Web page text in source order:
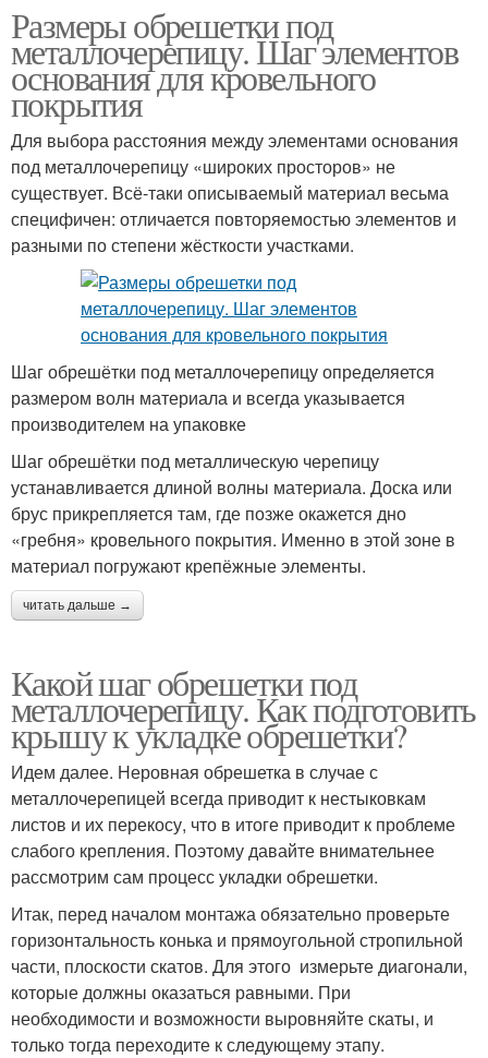
Размеры обрешетки под
металлочерепицу. Шаг элементов
основания для кровельного
покрытия
Для выбора расстояния между элементами основания
под металлочерепицу «широких просторов» не
существует. Всё-таки описываемый материал весьма
специфичен: отличается повторяемостью элементов и
разными по степени жёсткости участками.
Шаг обрешётки под металлочерепицу определяется
размером волн материала и всегда указывается
производителем на упаковке
Шаг обрешётки под металлическую черепицу
устанавливается длиной волны материала. Доска или
брус прикрепляется там, где позже окажется дно
«гребня» кровельного покрытия. Именно в этой зоне в
материал погружают крепёжные элементы.
читать дальше →
Какой шаг обрешетки под
металлочерепицу. Как подготовить
крышу к укладке обрешетки?
Идем далее. Неровная обрешетка в случае с
металлочерепицей всегда приводит к нестыковкам
листов и их перекосу, что в итоге приводит к проблеме
слабого крепления. Поэтому давайте внимательнее
рассмотрим сам процесс укладки обрешетки.
Итак, перед началом монтажа обязательно проверьте
горизонтальность конька и прямоугольной стропильной
части, плоскости скатов. Для этого измерьте диагонали,
которые должны оказаться равными. При
необходимости и возможности выровняйте скаты, и
только тогда переходите к следующему этапу.